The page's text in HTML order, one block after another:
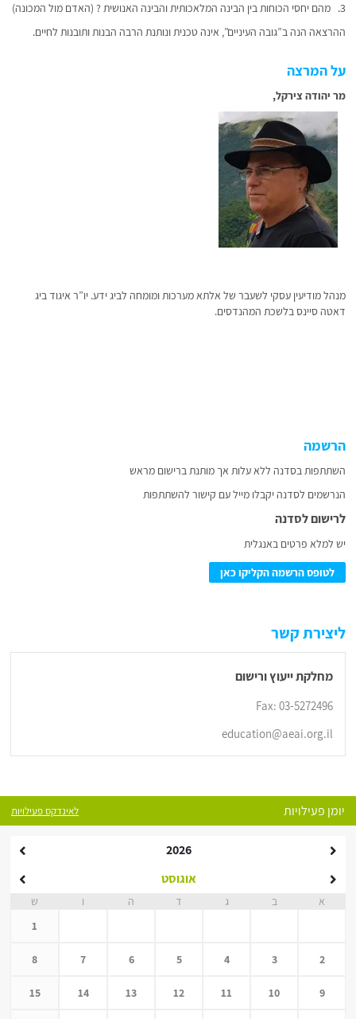
3. מהם יחסי הכוחות בין הבינה המלאכותית והבינה האנושית ? (האדם מול המכונה)
ההרצאה הנה ב”גובה העיניים”, אינה טכנית ונותנת הרבה הבנות ותובנות לחיים.
על המרצה
מר יהודה צירקל,
מנהל מודיעין עסקי לשעבר של אלתא מערכות ומומחה לביג ידע. יו”ר איגוד ביג
דאטה סיינס בלשכת המהנדסים.
הרשמה
השתתפות בסדנה ללא עלות אך מותנת ברישום מראש
הנרשמים לסדנה יקבלו מייל עם קישור להשתתפות
לרישום לסדנה
יש למלא פרטים באנגלית
לטופס הרשמה הקליקו כאן
ליצירת קשר
מחלקת ייעוץ ורישום
Fax: 03-5272496
education@aeai.org.il
יומן פעילויות לאינדקס פעילויות
2026
אוגוסט
א ב ג ד ה ו
ש
1
2
3
4
5
6
7
8
9
10
11
12
13
14
15